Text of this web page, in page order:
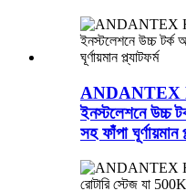
ANDANTEX
ইনস্টলেশনে উচ্চ
সহ ফাঁপা ঘূর্ণায়মান